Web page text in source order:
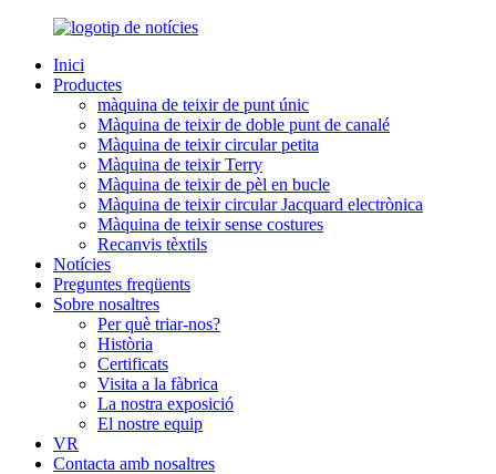
Inici
Productes
màquina de teixir de punt únic
Màquina de teixir de doble punt de canalé
Màquina de teixir circular petita
Màquina de teixir Terry
Màquina de teixir de pèl en bucle
Màquina de teixir circular Jacquard electrònica
Màquina de teixir sense costures
Recanvis tèxtils
Notícies
Preguntes freqüents
Sobre nosaltres
Per què triar-nos?
Història
Certificats
Visita a la fàbrica
La nostra exposició
El nostre equip
VR
Contacta amb nosaltres